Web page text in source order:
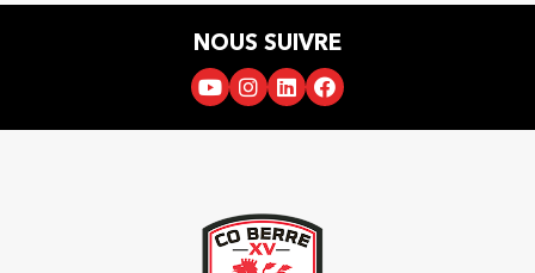
NOUS SUIVRE